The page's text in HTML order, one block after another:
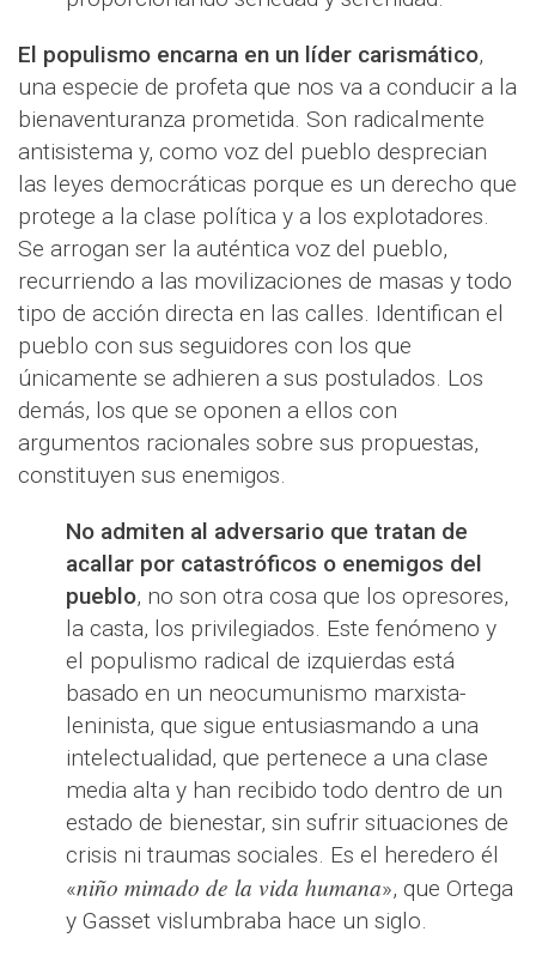
El populismo encarna en un líder carismático,
una especie de profeta que nos va a conducir a la
bienaventuranza prometida. Son radicalmente
antisistema y, como voz del pueblo desprecian
las leyes democráticas porque es un derecho que
protege a la clase política y a los explotadores.
Se arrogan ser la auténtica voz del pueblo,
recurriendo a las movilizaciones de masas y todo
tipo de acción directa en las calles. Identifican el
pueblo con sus seguidores con los que
únicamente se adhieren a sus postulados. Los
demás, los que se oponen a ellos con
argumentos racionales sobre sus propuestas,
constituyen sus enemigos.
No admiten al adversario que tratan de
acallar por catastróficos o enemigos del
pueblo, no son otra cosa que los opresores,
la casta, los privilegiados. Este fenómeno y
el populismo radical de izquierdas está
basado en un neocumunismo marxista-
leninista, que sigue entusiasmando a una
intelectualidad, que pertenece a una clase
media alta y han recibido todo dentro de un
estado de bienestar, sin sufrir situaciones de
crisis ni traumas sociales. Es el heredero él
«niño mimado de la vida humana», que Ortega
y Gasset vislumbraba hace un siglo.